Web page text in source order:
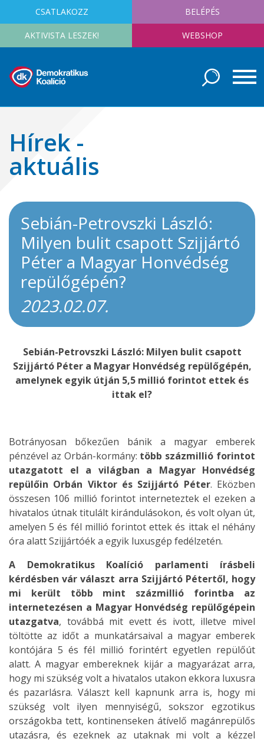
CSATLAKOZZ BELÉPÉS
AKTIVISTA LESZEK! WEBSHOP
Hírek -
aktuális
Sebián-Petrovszki László:
Milyen bulit csapott Szijjártó
Péter a Magyar Honvédség
repülőgépén?
2023.02.07.
Sebián-Petrovszki László: Milyen bulit csapott
Szijjártó Péter a Magyar Honvédség repülőgépén,
amelynek egyik útján 5,5 millió forintot ettek és
ittak el?
Botrányosan bőkezűen bánik a magyar emberek
pénzével az Orbán-kormány: több százmillió forintot
utazgatott el a világban a Magyar Honvédség
repülőin Orbán Viktor és Szijjártó Péter. Eközben
összesen 106 millió forintot interneteztek el ezeken a
hivatalos útnak titulált kirándulásokon, és volt olyan út,
amelyen 5 és fél millió forintot ettek és ittak el néhány
óra alatt Szijjártóék a egyik luxusgép fedélzetén.
A Demokratikus Koalíció parlamenti írásbeli
kérdésben vár választ arra Szijjártó Pétertől, hogy
mi került több mint százmillió forintba az
internetezésen a Magyar Honvédség repülőgépein
utazgatva, továbbá mit evett és ivott, illetve mivel
töltötte az időt a munkatársaival a magyar emberek
kontójára 5 és fél millió forintért egyetlen repülőút
alatt. A magyar embereknek kijár a magyarázat arra,
hogy mi szükség volt a hivatalos utakon ekkora luxusra
és pazarlásra. Választ kell kapnunk arra is, hogy mi
szükség volt ilyen mennyiségű, sokszor egzotikus
országokba tett, kontinenseken átívelő magánrepülős
utazásra, és ezeknek az utaknak mi volt a kézzel